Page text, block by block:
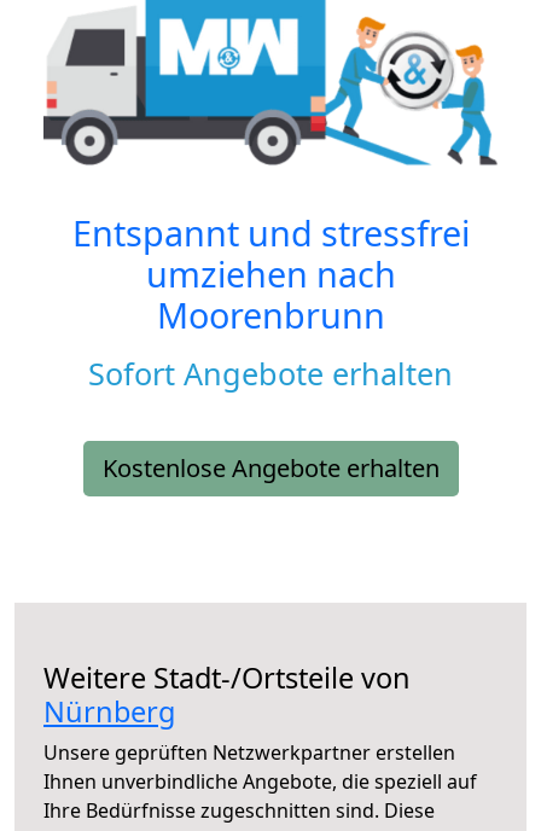
Entspannt und stressfrei
umziehen nach
Moorenbrunn
Sofort Angebote erhalten
Kostenlose Angebote erhalten
Weitere Stadt-/Ortsteile von
Nürnberg
Unsere geprüften Netzwerkpartner erstellen
Ihnen unverbindliche Angebote, die speziell auf
Ihre Bedürfnisse zugeschnitten sind. Diese